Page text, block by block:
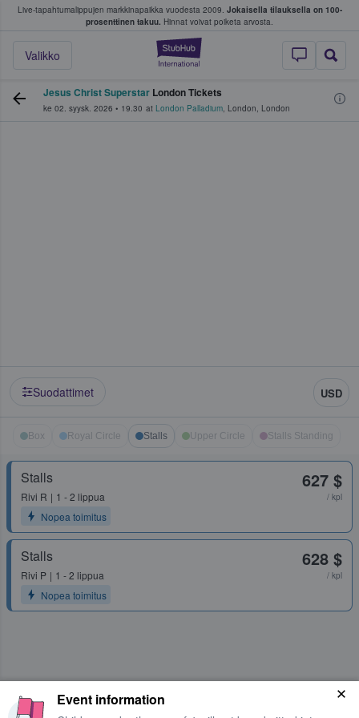
Live-tapahtumalippujen markkinapaikka vuodesta 2009. Jokaisella tilauksella on 100-
prosenttinen takuu. Hinnat voivat poiketa arvosta.
StubHub -
Valikko
fanit ostavat ja myyvät lippuja
Jesus Christ Superstar London Tickets
ke 02. syysk. 2026 • 19.30 at London Palladium, London, London
Suodattimet USD
Box Royal Circle Stalls Upper Circle Stalls Standing
Stalls
Rivi R
1 - 2 lippua
Nopea toimitus
627 $
/ kpl
Stalls
Rivi P
1 - 2 lippua
Nopea toimitus
628 $
/ kpl
Event information